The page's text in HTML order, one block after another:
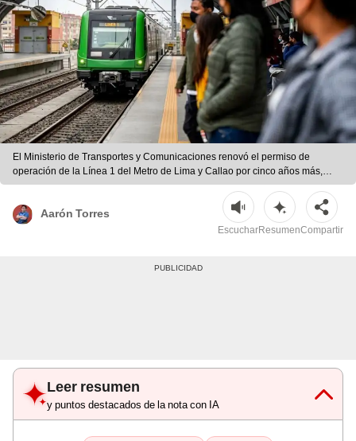
El Ministerio de Transportes y Comunicaciones renovó el permiso de
operación de la Línea 1 del Metro de Lima y Callao por cinco años más,
asegurando su funcionamiento hasta 2031. | Foto: Andina
Aarón Torres
EscucharResumenCompartir
Leer resumen
y puntos destacados de la nota con IA